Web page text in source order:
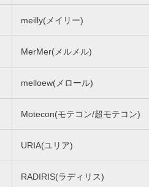
meilly(メイリー)
MerMer(メルメル)
melloew(メロール)
Motecon(モテコン/超モテコン)
URIA(ユリア)
RADIRIS(ラディリス)